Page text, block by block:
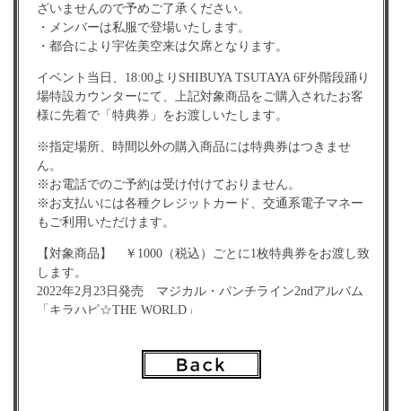
ざいませんので予めご了承ください。
・メンバーは私服で登場いたします。
・都合により宇佐美空来は欠席となります。
イベント当日、18:00よりSHIBUYA TSUTAYA 6F外階段踊り
場特設カウンターにて、上記対象商品をご購入されたお客
様に先着で「特典券」をお渡しいたします。
※指定場所、時間以外の購入商品には特典券はつきませ
ん。
※お電話でのご予約は受け付けておりません。
※お支払いには各種クレジットカード、交通系電子マネー
もご利用いただけます。
【対象商品】 ￥1000（税込）ごとに1枚特典券をお渡し致
します。
2022年2月23日発売 マジカル・パンチライン2ndアルバム
「キラハピ☆THE WORLD」
＜通常盤＞CD MUCD‐1479 ￥2000（￥1818＋税）